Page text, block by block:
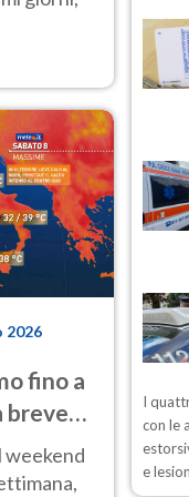
2026
fino a
breve
weekend
I
con le
e